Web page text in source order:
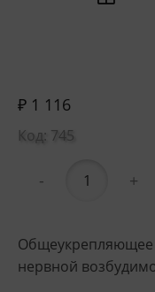
₽ 1 116
Код: 745
- +
нервной